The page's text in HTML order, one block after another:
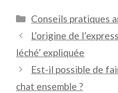
Catégories
Conseils pratiques
L’origine de
léché’ expliquée
Est-il possible de
chat ensemble ?